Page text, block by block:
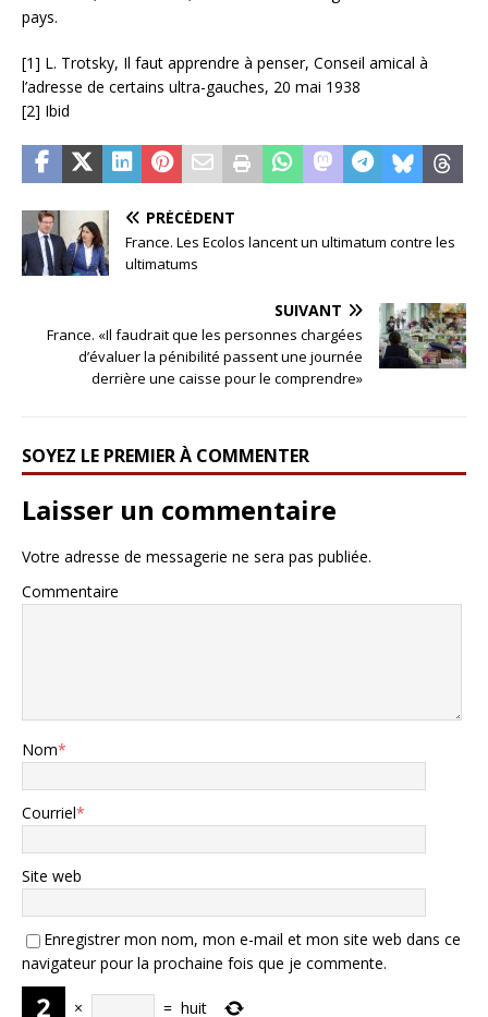
pays.
[1] L. Trotsky, Il faut apprendre à penser, Conseil amical à
l’adresse de certains ultra-gauches, 20 mai 1938
[2] Ibid
PRÉCÉDENT
France. Les Ecolos lancent un ultimatum contre les
ultimatums
SUIVANT
France. «Il faudrait que les personnes chargées
d’évaluer la pénibilité passent une journée
derrière une caisse pour le comprendre»
SOYEZ LE PREMIER À COMMENTER
Laisser un commentaire
Votre adresse de messagerie ne sera pas publiée.
Commentaire
Nom*
Courriel*
Site web
Enregistrer mon nom, mon e-mail et mon site web dans ce
navigateur pour la prochaine fois que je commente.
× = huit